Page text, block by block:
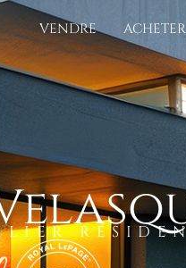
VENDRE ACHETER